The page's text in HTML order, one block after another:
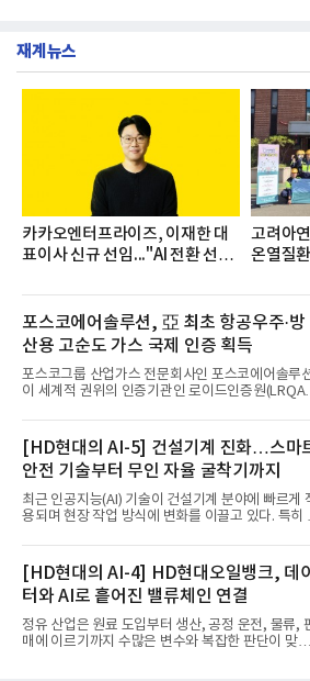
증을 한국백혈병
까지 수집된 소비자 빅데이터 3,702,555건을 분석한
터는 지난 4월(3,435,836건) 대비 7.76% 증가한 수
치다.연구소에 따르면 7월 생수 브랜드평판 순위는
다수, 백산수, 동원샘물, 스파클, 아이시스, 에비앙,
몽베스트, 크리스탈, 풀무원샘물, 평창수, 지리산
재계뉴스
카카오엔터프라이즈, 이재한 대
표이사 신규 선임..."AI 전환 선
고려아
온열질
포스코에어솔루션, 亞 최초 항공우주·방
산용 고순도 가스 국제 인증 획득
포스코그룹 산업가스 전문회사인 포스코에어솔루
이 세계적 권위의 인증기관인 로이드인증원(LRQA)
순도 희귀가스 제조 분야 국제공인 인증인 ‘항공우
방산 품질경영시스템(AS9100D)’을 획득했다.포스
에어솔루션은 6일 서울 포스코센터에서 김대연 포
코에어솔루션 대표, 이일형 로이드인증원(LRQA) 한
국지사 대표 등이 참석한 가운데 ‘항공우주·방산 품
경영시스템(AS9100D)’ 인증수여식을 가졌다고 밝
다.포스코에어솔루션이 획득한 AS9100D는 국제 품
벌 표준이다. 특히 미세
[HD현대의 AI-5] 건설기계 진화…스마
안전 기술부터 무인 자율 굴착기까지
최근 인공지능(AI) 기술이 건설기계 분야에 빠르게
용되며 현장 작업 방식에 변화를 이끌고 있다. 특히
마트 건설 현장 구현을 앞당기고 있다.HD현대사이
솔루션은 최근 스위스 건설 현장에서 무인 자율 굴
기를 투입했다. 실제 공사를 진행한 것은 처음으로,
설장비 자율화 기술의 새로운 이정표를 제시했다.이
번에 투입된 무인 자율 굴착기는 유럽 대형 건설그룹
키바그(KIBAG)의 스위스 투겐 지역 건설 프로젝트
서 깊이 3m, 폭 12m, 길이 1km 규모의 토목 공사를
[HD현대의 AI-4] HD현대오일뱅크, 데이
터와 AI로 흩어진 밸류체인 연결
정유 산업은 원료 도입부터 생산, 공정 운전, 물류,
매에 이르기까지 수많은 변수와 복잡한 판단이 맞물